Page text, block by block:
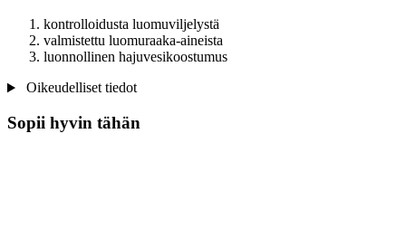
kontrolloidusta luomuviljelystä
valmistettu luomuraaka-aineista
luonnollinen hajuvesikoostumus
Oikeudelliset tiedot
Sopii hyvin tähän